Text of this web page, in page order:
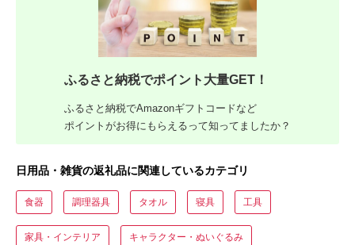
ふるさと納税でポイント大量GET！
ふるさと納税でAmazonギフトコードなど
ポイントがお得にもらえるって知ってましたか？
日用品・雑貨の返礼品に関連しているカテゴリ
食器 調理器具 タオル 寝具 工具
家具・インテリア キャラクター・ぬいぐるみ